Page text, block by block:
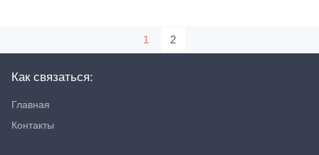
1 2
Как связаться:
Главная
Контакты